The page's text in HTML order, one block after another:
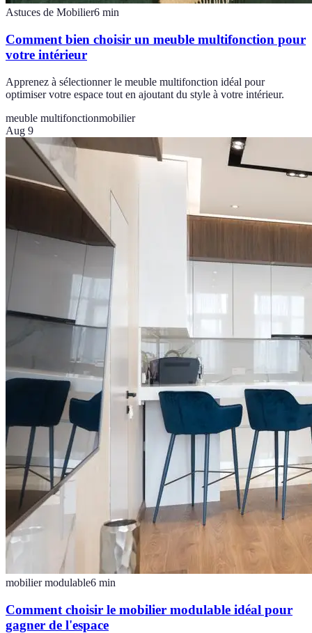
Astuces de Mobilier6 min
Comment bien choisir un meuble multifonction pour
votre intérieur
Apprenez à sélectionner le meuble multifonction idéal pour
optimiser votre espace tout en ajoutant du style à votre intérieur.
meuble multifonctionmobilier
Aug 9
mobilier modulable6 min
Comment choisir le mobilier modulable idéal pour
gagner de l'espace